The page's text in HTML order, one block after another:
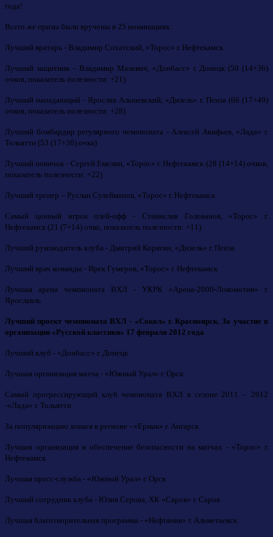
года!
Всего же призы были вручены в 25 номинациях:
Лучший вратарь - Владимир Сохатский, «Торос» г. Нефтекамск
Лучший защитник – Владимир Малевич, «Донбасс» г. Донецк (50 (14+36)
очков, показатель полезности: +21)
Лучший нападающий - Ярослав Альшевский, «Дизель» г. Пенза (66 (17+49)
очков, показатель полезности: +28)
Лучший бомбардир регулярного чемпионата - Алексей Акифьев, «Лада» г.
Тольятти (53 (17+36) очка)
Лучший новичок - Сергей Емелин, «Торос» г. Нефтекамск (28 (14+14) очков,
показатель полезности: +22)
Лучший тренер – Руслан Сулейманов, «Торос» г. Нефтекамск
Самый ценный игрок плей-офф - Станислав Голованов, «Торос» г.
Нефтекамск (21 (7+14) очко, показатель полезности: +11)
Лучший руководитель клуба - Дмитрий Корягин, «Дизель» г. Пенза
Лучший врач команды - Ирек Гумеров, «Торос» г. Нефтекамск
Лучшая арена чемпионата ВХЛ - УКРК «Арена-2000-Локомотив» г.
Ярославль
Лучший проект чемпионата ВХЛ - «Сокол» г. Красноярск. За участие в
организации «Русской классики» 17 февраля 2012 года
Лучший клуб - «Донбасс» г. Донецк
Лучшая организация матча - «Южный Урал» г. Орск
Самый прогрессирующий клуб чемпионата ВХЛ в сезоне 2011 – 2012
-«Лада» г. Тольятти
За популяризацию хоккея в регионе - «Ермак» г. Ангарск
Лучшая организация и обеспечение безопасности на матчах - «Торос» г.
Нефтекамск
Лучшая пресс-служба - «Южный Урал» г. Орск
Лучший сотрудник клуба - Юлия Серова, ХК «Саров» г. Саров
Лучшая благотворительная программа - «Нефтяник» г. Альметьевск